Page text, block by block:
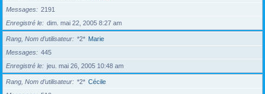
Messages
2191
Enregistré le
dim. mai 22, 2005 8:27 am
Rang, Nom d’utilisateur *2* Marie
Messages
445
Enregistré le
jeu. mai 26, 2005 10:48 am
Rang, Nom d’utilisateur *2* Cécile